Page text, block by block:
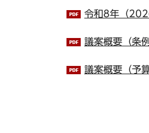
令和8年（
議案概要（条
議案概要（予